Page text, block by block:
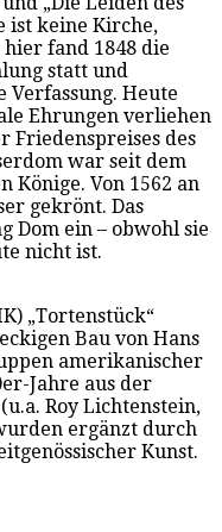
ist keine Kirche,
fand 1848 die
statt und
Heute
Ehrungen verliehen
Friedenspreises des
war seit dem
Von 1562 an
gekrönt. Das
Dom ein – obwohl sie
nicht ist.
„Tortenstück“
Bau von Hans
amerikanischer
Jahre aus der
Roy Lichtenstein,
ergänzt durch
Kunst.